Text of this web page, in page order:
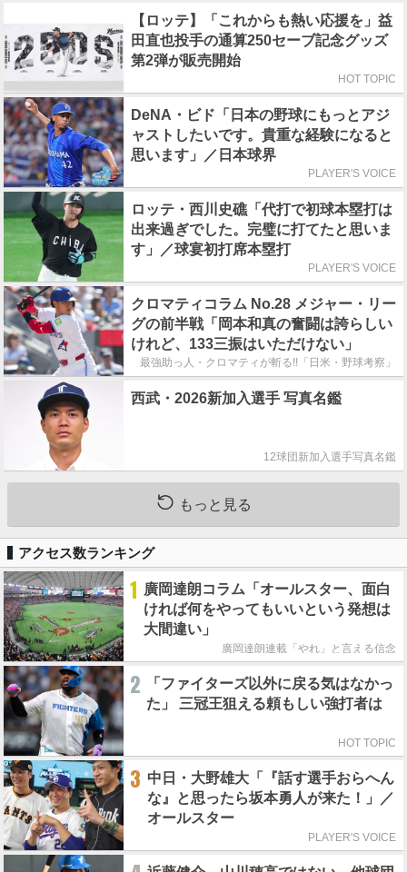
【ロッテ】「これからも熱い応援を」益
田直也投手の通算250セーブ記念グッズ
第2弾が販売開始
HOT TOPIC
DeNA・ビド「日本の野球にもっとアジ
ャストしたいです。貴重な経験になると
思います」／日本球界
PLAYER'S VOICE
ロッテ・西川史礁「代打で初球本塁打は
出来過ぎでした。完璧に打てたと思いま
す」／球宴初打席本塁打
PLAYER'S VOICE
クロマティコラム No.28 メジャー・リー
グの前半戦「岡本和真の奮闘は誇らしい
けれど、133三振はいただけない」
最強助っ人・クロマティが斬る!!「日米・野球考察」
西武・2026新加入選手 写真名鑑
12球団新加入選手写真名鑑
もっと見る
アクセス数ランキング
1 廣岡達朗コラム「オールスター、面白
ければ何をやってもいいという発想は
大間違い」
廣岡達朗連載「やれ」と言える信念
2
「ファイターズ以外に戻る気はなかっ
た」 三冠王狙える頼もしい強打者は
HOT TOPIC
3 中日・大野雄大「『話す選手おらへん
な』と思ったら坂本勇人が来た！」／
オールスター
PLAYER'S VOICE